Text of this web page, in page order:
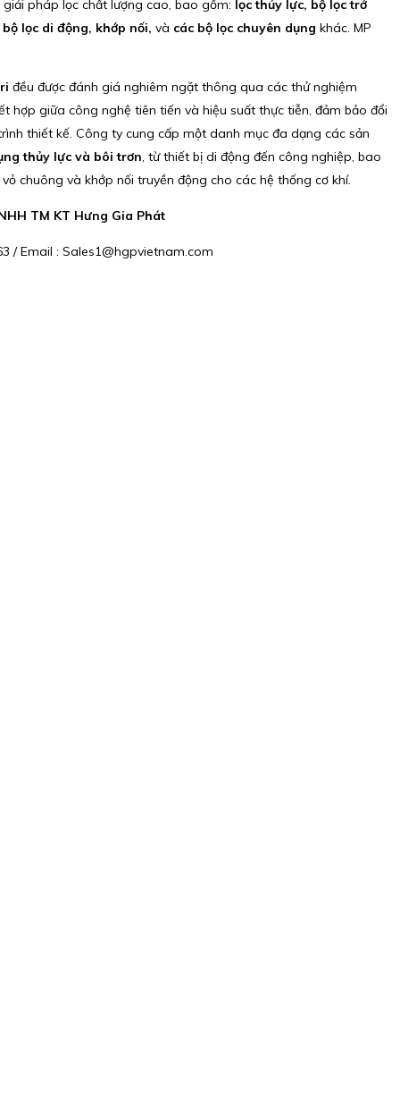
pháp lọc chất lượng cao, bao gồm: lọc thủy lực, bộ lọc trở
lọc di động, khớp nối, và các bộ lọc chuyên dụng khác. MP
đều được đánh giá nghiêm ngặt thông qua các thử nghiệm
hợp giữa công nghệ tiên tiến và hiệu suất thực tiễn, đảm bảo đổi
thiết kế. Công ty cung cấp một danh mục đa dạng các sản
thủy lực và bôi trơn, từ thiết bị di động đến công nghiệp, bao
chuông và khớp nối truyền động cho các hệ thống cơ khí.
TM KT Hưng Gia Phát
/ Email : Sales1@hgpvietnam.com